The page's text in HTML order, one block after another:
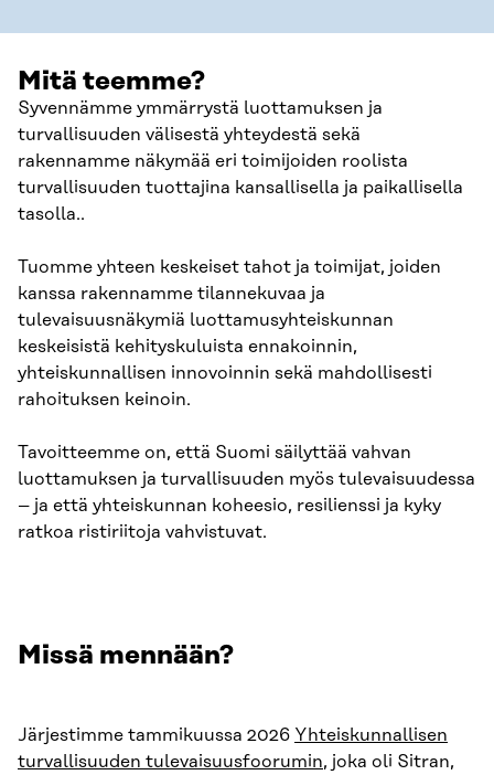
Mitä teemme?
Syvennämme ymmärrystä luottamuksen ja
turvallisuuden välisestä yhteydestä sekä
rakennamme näkymää eri toimijoiden roolista
turvallisuuden tuottajina kansallisella ja paikallisella
tasolla..
Tuomme yhteen keskeiset tahot ja toimijat, joiden
kanssa rakennamme tilannekuvaa ja
tulevaisuusnäkymiä luottamusyhteiskunnan
keskeisistä kehityskuluista ennakoinnin,
yhteiskunnallisen innovoinnin sekä mahdollisesti
rahoituksen keinoin.
Tavoitteemme on, että Suomi säilyttää vahvan
luottamuksen ja turvallisuuden myös tulevaisuudessa
– ja että yhteiskunnan koheesio, resilienssi ja kyky
ratkoa ristiriitoja vahvistuvat.
Missä mennään?
Järjestimme tammikuussa 2026 Yhteiskunnallisen
turvallisuuden tulevaisuusfoorumin, joka oli Sitran,